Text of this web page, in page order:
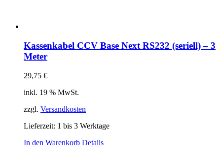
Kassenkabel CCV Base Next RS232 (seriell) – 3
Meter
29,75 €
inkl. 19 % MwSt.
zzgl. Versandkosten
Lieferzeit: 1 bis 3 Werktage
In den Warenkorb Details